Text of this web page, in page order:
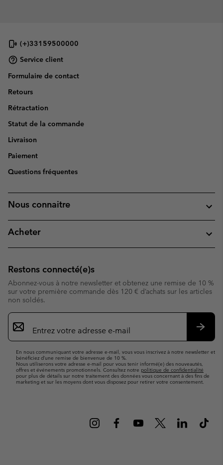
(+)33159500000
Service client
Formulaire de contact
Retours
Rétractation
Statut de la commande
Livraison
Paiement
Questions fréquentes
Nous connaitre
Acheter
Restons connecté(e)s
Abonnez-vous à notre newsletter et obtenez une remise de 10 %
sur votre première commande dès 120 € d’achats sur les articles
non soldés.
Inscription
par
e-
En nous communiquant votre adresse e-mail, vous vous inscrivez à notre newsletter et
bénéficiez d’une remise de bienvenue de 10 %.
Nous utiliserons votre adresse e-mail pour vous tenir informé(e) des nouveautés,
offres et événements promotionnels. Consultez notre politique de confidentialité
pour plus de détails sur notre traitement des données vous concernant à des fins de
marketing et sur les moyens dont vous disposez pour retirer votre consentement.